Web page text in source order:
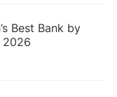
Best Bank by
2026